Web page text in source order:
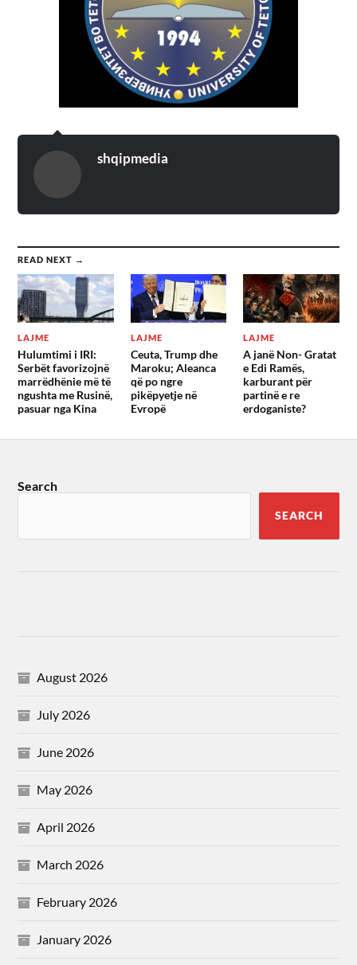
shqipmedia
READ NEXT →
LAJME
Hulumtimi i IRI:
Serbët favorizojnë
marrëdhënie më të
ngushta me Rusinë,
pasuar nga Kina
LAJME
Ceuta, Trump dhe
Maroku; Aleanca
që po ngre
pikëpyetje në
Evropë
LAJME
A janë Non- Gratat
e Edi Ramës,
karburant për
partinë e re
erdoganiste?
Search
SEARCH
August 2026
July 2026
June 2026
May 2026
April 2026
March 2026
February 2026
January 2026